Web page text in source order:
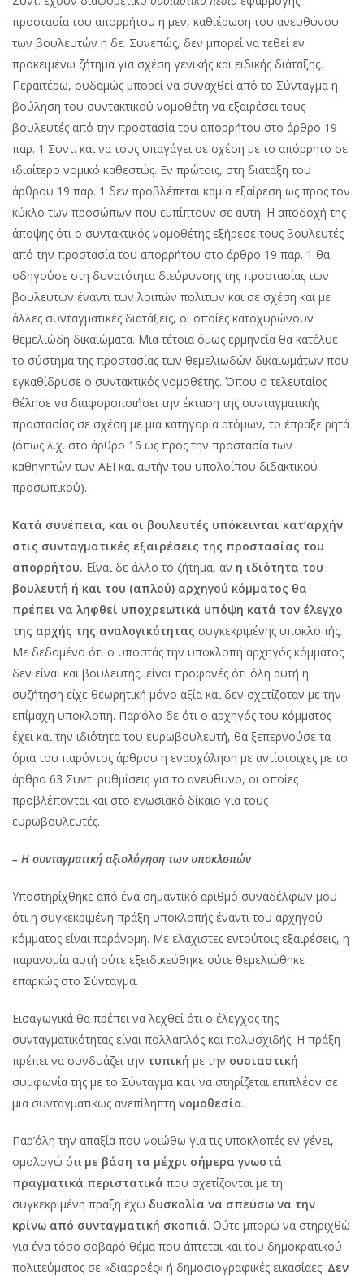
προστασία του απορρήτου η μεν, καθιέρωση του ανευθύνου
των βουλευτών η δε. Συνεπώς, δεν μπορεί να τεθεί εν
προκειμένω ζήτημα για σχέση γενικής και ειδικής διάταξης.
Περαιτέρω, ουδαμώς μπορεί να συναχθεί από το Σύνταγμα η
βούληση του συντακτικού νομοθέτη να εξαιρέσει τους
βουλευτές από την προστασία του απορρήτου στο άρθρο 19
παρ. 1 Συντ. και να τους υπαγάγει σε σχέση με το απόρρητο σε
ιδιαίτερο νομικό καθεστώς. Εν πρώτοις, στη διάταξη του
άρθρου 19 παρ. 1 δεν προβλέπεται καμία εξαίρεση ως προς τον
κύκλο των προσώπων που εμπίπτουν σε αυτή. Η αποδοχή της
άποψης ότι ο συντακτικός νομοθέτης εξήρεσε τους βουλευτές
από την προστασία του απορρήτου στο άρθρο 19 παρ. 1 θα
οδηγούσε στη δυνατότητα διεύρυνσης της προστασίας των
βουλευτών έναντι των λοιπών πολιτών και σε σχέση και με
άλλες συνταγματικές διατάξεις, οι οποίες κατοχυρώνουν
θεμελιώδη δικαιώματα. Μια τέτοια όμως ερμηνεία θα κατέλυε
το σύστημα της προστασίας των θεμελιωδών δικαιωμάτων που
εγκαθίδρυσε ο συντακτικός νομοθέτης. Όπου ο τελευταίος
θέλησε να διαφοροποιήσει την έκταση της συνταγματικής
προστασίας σε σχέση με μια κατηγορία ατόμων, το έπραξε ρητά
(όπως λ.χ. στο άρθρο 16 ως προς την προστασία των
καθηγητών των ΑΕΙ και αυτήν του υπολοίπου διδακτικού
προσωπικού).
Κατά συνέπεια, και οι βουλευτές υπόκεινται κατ’αρχήν
στις συνταγματικές εξαιρέσεις της προστασίας του
απορρήτου. Είναι δε άλλο το ζήτημα, αν η ιδιότητα του
βουλευτή ή και του (απλού) αρχηγού κόμματος θα
πρέπει να ληφθεί υποχρεωτικά υπόψη κατά τον έλεγχο
της αρχής της αναλογικότητας συγκεκριμένης υποκλοπής.
Με δεδομένο ότι ο υποστάς την υποκλοπή αρχηγός κόμματος
δεν είναι και βουλευτής, είναι προφανές ότι όλη αυτή η
συζήτηση είχε θεωρητική μόνο αξία και δεν σχετίζοταν με την
επίμαχη υποκλοπή. Παρ’όλο δε ότι ο αρχηγός του κόμματος
έχει και την ιδιότητα του ευρωβουλευτή, θα ξεπερνούσε τα
όρια του παρόντος άρθρου η ενασχόληση με αντίστοιχες με το
άρθρο 63 Συντ. ρυθμίσεις για το ανεύθυνο, οι οποίες
προβλέπονται και στο ενωσιακό δίκαιο για τους
ευρωβουλευτές.
– Η συνταγματική αξιολόγηση των υποκλοπών
Υποστηρίχθηκε από ένα σημαντικό αριθμό συναδέλφων μου
ότι η συγκεκριμένη πράξη υποκλοπής έναντι του αρχηγού
κόμματος είναι παράνομη. Με ελάχιστες εντούτοις εξαιρέσεις, η
παρανομία αυτή ούτε εξειδικεύθηκε ούτε θεμελιώθηκε
επαρκώς στο Σύνταγμα.
Εισαγωγικά θα πρέπει να λεχθεί ότι ο έλεγχος της
συνταγματικότητας είναι πολλαπλός και πολυσχιδής. Η πράξη
πρέπει να συνδυάζει την τυπική με την ουσιαστική
συμφωνία της με το Σύνταγμα και να στηρίζεται επιπλέον σε
μια συνταγματικώς ανεπίληπτη νομοθεσία.
Παρ’όλη την απαξία που νοιώθω για τις υποκλοπές εν γένει,
ομολογώ ότι με βάση τα μέχρι σήμερα γνωστά
πραγματικά περιστατικά που σχετίζονται με τη
συγκεκριμένη πράξη έχω δυσκολία να σπεύσω να την
κρίνω από συνταγματική σκοπιά. Ούτε μπορώ να στηριχθώ
για ένα τόσο σοβαρό θέμα που άπτεται και του δημοκρατικού
πολιτεύματος σε «διαρροές» ή δημοσιογραφικές εικασίαες. Δεν